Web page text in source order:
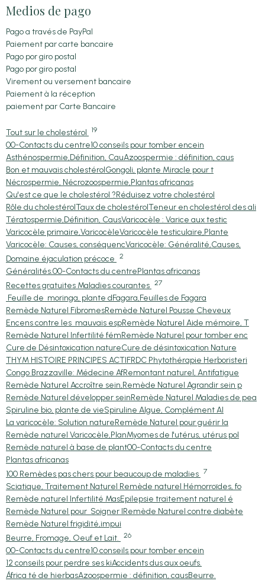
Medios de pago
Pago a través de PayPal
Paiement par carte bancaire
Pago por giro postal
Pago por giro postal
Virement ou versement bancaire
Paiement à la réception
paiement par Carte Bancaire
Tout sur le cholestérol 19
00-Contacts du centre10 conseils pour tomber encein
Asthénospermie,Définition, CauAzoospermie : définition, caus
Bon et mauvais cholestérolGongoli, plante Miracle pour t
Nécrospermie, Nécrozoospermie,Plantas africanas
Qu'est ce que le cholestérol ?Réduisez votre cholestérol
Rôle du cholestérolTaux de cholestérolTeneur en cholestérol des ali
Tératospermie,Définition, CausVaricocèle : Varice aux testic
Varicocèle primaire,VaricocèleVaricocèle testiculaire,Plante
Varicocèle: Causes, conséquencVaricocèle: Généralité,Causes,
Domaine éjaculation précoce
2
Généralités.00-Contacts du centrePlantas africanas
Recettes gratuites Maladies courantes 27
Feuille de moringa, plante dFagara,Feuilles de Fagara
Remède Naturel FibromesRemède Naturel Pousse Cheveux
Encens contre les mauvais espRemède Naturel Aide mémoire, T
Remède Naturel Infertilité fémRemède Naturel pour tomber enc
Cure de Désintoxication natureCure de désintoxication Nature
THYM HISTOIRE PRINCIPES ACTIFRDC Phytothérapie Herboristeri
Congo Brazzaville: Médecine AfRemontant naturel, Antifatigue
Remède Naturel Accroître sein,Remède Naturel Agrandir sein p
Remède Naturel développer seinRemède Naturel Maladies de pea
Spiruline bio, plante de vieSpiruline Algue, Complément Al
La varicocèle: Solution natureRemède Naturel pour guérir la
Remède naturel Varicocèle,PlanMyomes de l'utérus, utérus pol
Remède naturel à base de plant00-Contacts du centre
Plantas africanas
100 Remèdes pas chers pour beaucoup de maladies 7
Sciatique, Traitement Naturel Remède naturel Hémorroïdes, fo
Remède naturel Infertilité MasEpilepsie traitement naturel é
Remède Naturel pour Soigner lRemède Naturel contre diabète
Remède Naturel frigidité,impui
Beurre, Fromage, Oeuf et Lait.
26
00-Contacts du centre10 conseils pour tomber encein
12 conseils pour perdre ses kiAccidents dus aux oeufs.
África té de hierbasAzoospermie : définition, causBeurre.